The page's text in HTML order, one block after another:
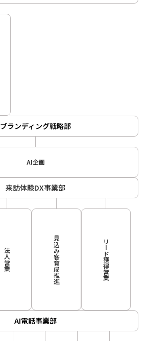
ブランディング戦略部
AI企画
来訪体験DX事業部
法人営業 見込み客育成推進 リード獲得営業
AI電話事業部